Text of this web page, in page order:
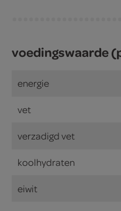
voedingswaarde
energie
vet
verzadigd vet
koolhydraten
eiwit